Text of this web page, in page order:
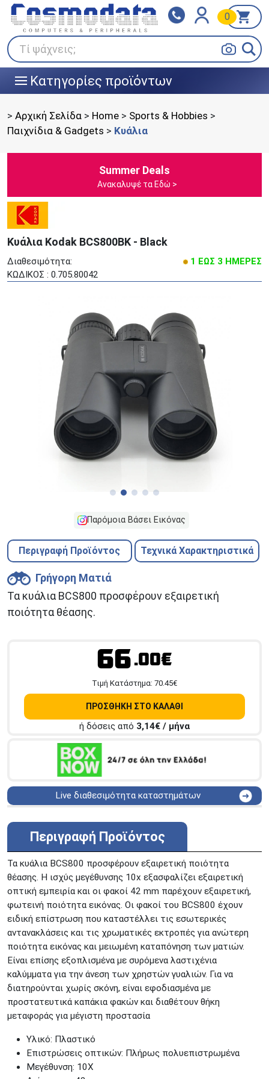
Τί ψάχνεις;
0
||| Κατηγορίες προϊόντων
Klarna
Πληρώστε σε 3
άτοκες δόσεις
BOX NOW
> Αρχική Σελίδα > Home > Sports & Hobbies >
Παιχνίδια & Gadgets > Κυάλια
Summer Deals
Ανακαλυψέ τα Εδώ >
Κυάλια Kodak BCS800BK - Black
Διαθεσιμότητα:
1 ΕΩΣ 3 ΗΜΕΡΕΣ
ΚΩΔΙΚΟΣ : 0.705.80042
Παρόμοια Βάσει Εικόνας
Περιγραφή Προϊόντος Τεχνικά Χαρακτηριστικά
Γρήγορη Ματιά
Τα κυάλια BCS800 προσφέρουν εξαιρετική
ποιότητα θέασης.
66.00€
Tιμή Κατάστημα: 70.45€
ΠΡΟΣΘΗΚΗ ΣΤΟ ΚΑΛΑΘΙ
ή δόσεις από 3,14€ / μήνα
Live διαθεσιμότητα καταστημάτων
ΑΘΗΝΑ
Στουρνάρη 27
ΠΕΡΙΣΤΕΡΙ
ΠΕΙΡΑΙΑΣ
Μαυρομιχάλη 1 και Ακτή
Κονδύλη
ΜΕΤΑΜΟΡΦΩΣΗ
Τατοϊόυ 117
ΓΛΥΦΑΔΑ
A. Παπανδρέου 4
ΚΟΛΩΝΟΣ
Πτολεμαίου Κλαύδιου 8
ΚΕΝΤΡΙΚΕΣ ΑΠΟΘΗΚΕΣ
ΘΕΣΣΑΛΟΝΙΚΗ
Δωδεκανήσου 28 &
Πολυτεχνείου
Προσοχή!
Η Διαθεσιμότητα μεταβάλλεται συνεχώς
Διαβάστε εδώ
Περιγραφή Προϊόντος
Τα κυάλια BCS800 προσφέρουν εξαιρετική ποιότητα
θέασης. Η ισχύς μεγέθυνσης 10x εξασφαλίζει εξαιρετική
οπτική εμπειρία και οι φακοί 42 mm παρέχουν εξαιρετική,
φωτεινή ποιότητα εικόνας. Οι φακοί του BCS800 έχουν
ειδική επίστρωση που καταστέλλει τις εσωτερικές
αντανακλάσεις και τις χρωματικές εκτροπές για ανώτερη
ποιότητα εικόνας και μειωμένη καταπόνηση των ματιών.
Είναι επίσης εξοπλισμένα με συρόμενα λαστιχένια
καλύμματα για την άνεση των χρηστών γυαλιών. Για να
διατηρούνται χωρίς σκόνη, είναι εφοδιασμένα με
προστατευτικά καπάκια φακών και διαθέτουν θήκη
μεταφοράς για μέγιστη προστασία
Υλικό: Πλαστικό
Επιστρώσεις οπτικών: Πλήρως πολυεπιστρωμένα
Μεγέθυνση: 10X